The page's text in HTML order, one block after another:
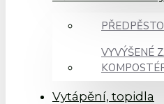
VYVÝŠENÉ
Vytápění, topidla